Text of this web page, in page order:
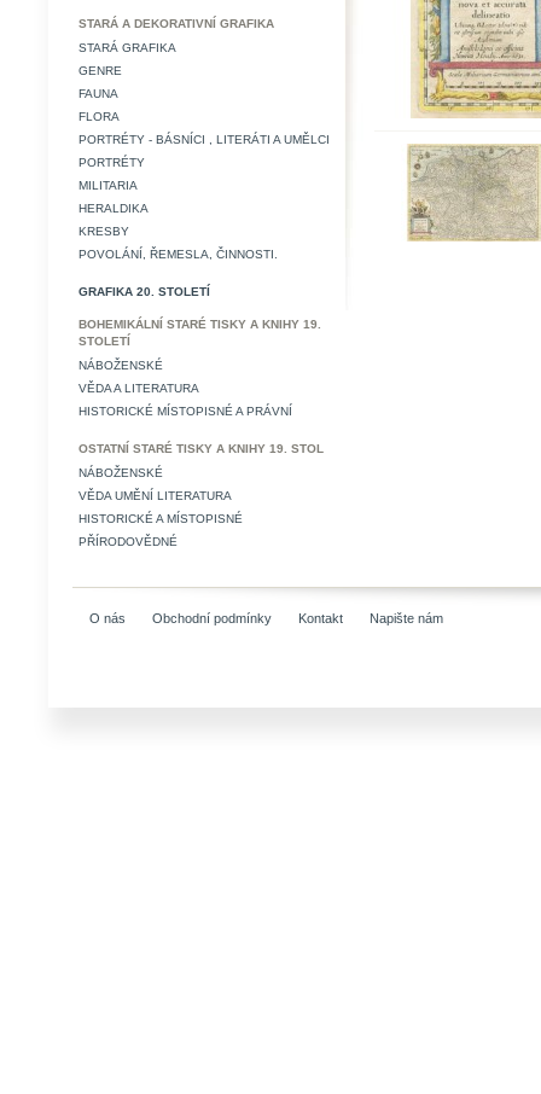
STARÁ A DEKORATIVNÍ GRAFIKA
STARÁ GRAFIKA
GENRE
FAUNA
FLORA
PORTRÉTY - BÁSNÍCI , LITERÁTI A UMĚLCI
PORTRÉTY
MILITARIA
HERALDIKA
KRESBY
POVOLÁNÍ, ŘEMESLA, ČINNOSTI.
GRAFIKA 20. STOLETÍ
BOHEMIKÁLNÍ STARÉ TISKY A KNIHY 19.
STOLETÍ
NÁBOŽENSKÉ
VĚDA A LITERATURA
HISTORICKÉ MÍSTOPISNÉ A PRÁVNÍ
OSTATNÍ STARÉ TISKY A KNIHY 19. STOL
NÁBOŽENSKÉ
VĚDA UMĚNÍ LITERATURA
HISTORICKÉ A MÍSTOPISNÉ
PŘÍRODOVĚDNÉ
O nás Obchodní podmínky Kontakt Napište nám